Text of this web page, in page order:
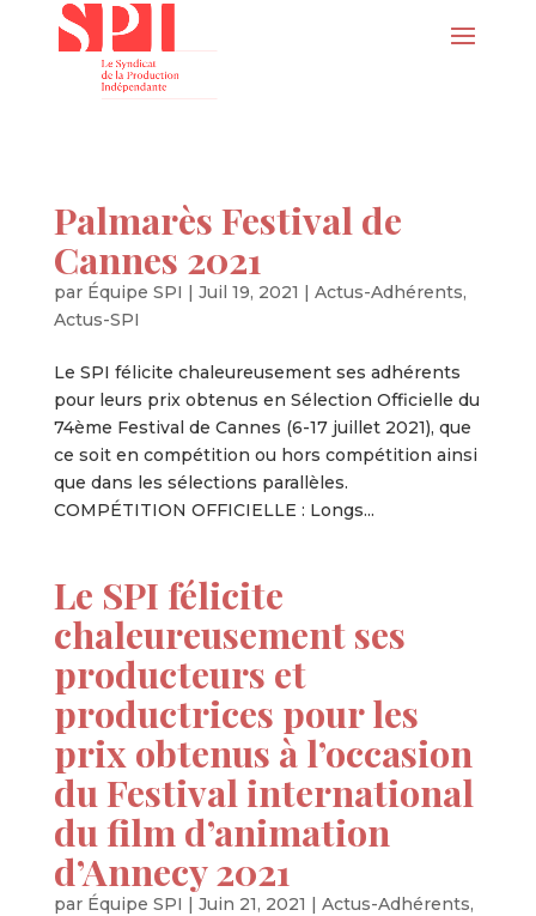
Palmarès Festival de
Cannes 2021
par Équipe SPI | Juil 19, 2021 | Actus-Adhérents,
Actus-SPI
Le SPI félicite chaleureusement ses adhérents
pour leurs prix obtenus en Sélection Officielle du
74ème Festival de Cannes (6-17 juillet 2021), que
ce soit en compétition ou hors compétition ainsi
que dans les sélections parallèles.
COMPÉTITION OFFICIELLE : Longs...
Le SPI félicite
chaleureusement ses
producteurs et
productrices pour les
prix obtenus à l’occasion
du Festival international
du film d’animation
d’Annecy 2021
par Équipe SPI | Juin 21, 2021 | Actus-Adhérents,